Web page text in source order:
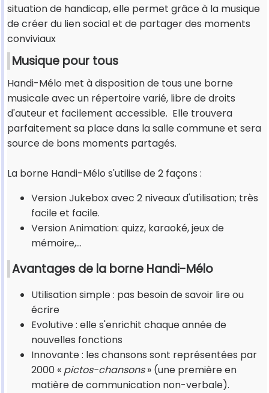
situation de handicap, elle permet grâce à la musique
de créer du lien social et de partager des moments
conviviaux
Musique pour tous
Handi-Mélo met à disposition de tous une borne
musicale avec un répertoire varié, libre de droits
d'auteur et facilement accessible. Elle trouvera
parfaitement sa place dans la salle commune et sera
source de bons moments partagés.
La borne Handi-Mélo s'utilise de 2 façons :
Version Jukebox avec 2 niveaux d'utilisation; très
facile et facile.
Version Animation: quizz, karaoké, jeux de
mémoire,…
Avantages de la borne Handi-Mélo
Utilisation simple : pas besoin de savoir lire ou
écrire
Evolutive : elle s'enrichit chaque année de
nouvelles fonctions
Innovante : les chansons sont représentées par
2000 « pictos-chansons» (une première en
matière de communication non-verbale).